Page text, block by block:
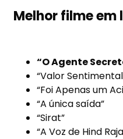
Melhor filme
“O Agente
“Valor
“Foi Apenas um
“A única saída”
“Sirat”
“A Voz de Hind